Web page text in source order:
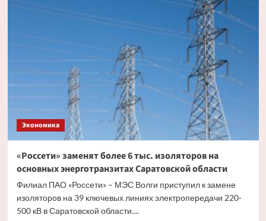
существовать
другими
видами
валюты
Экономика
«Россети» заменят более 6 тыс. изоляторов на
основных энерготранзитах Саратовской области
Филиал ПАО «Россети» – МЭС Волги приступил к замене
изоляторов на 39 ключевых линиях электропередачи 220-
500 кВ в Саратовской области....